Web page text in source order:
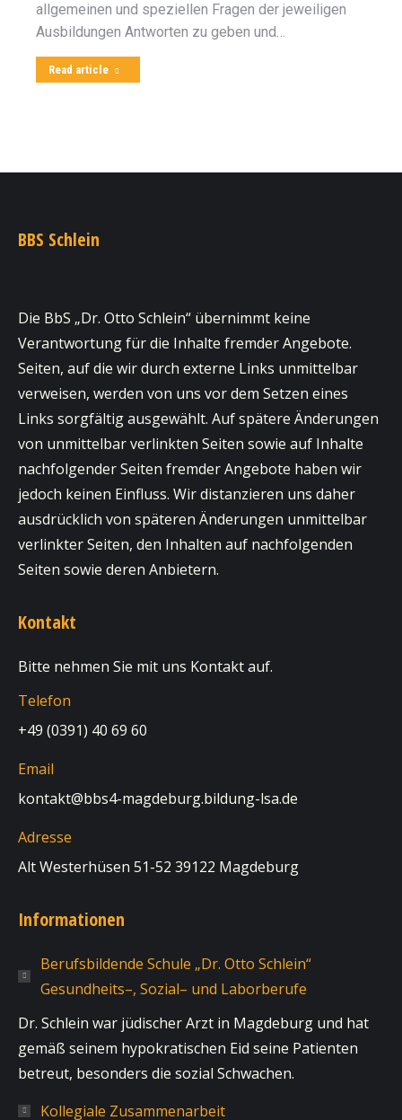
allgemeinen und speziellen Fragen der jeweiligen
Ausbildungen Antworten zu geben und…
Read article
BBS Schlein
Die BbS „Dr. Otto Schlein“ übernimmt keine
Verantwortung für die Inhalte fremder Angebote.
Seiten, auf die wir durch externe Links unmittelbar
verweisen, werden von uns vor dem Setzen eines
Links sorgfältig ausgewählt. Auf spätere Änderungen
von unmittelbar verlinkten Seiten sowie auf Inhalte
nachfolgender Seiten fremder Angebote haben wir
jedoch keinen Einfluss. Wir distanzieren uns daher
ausdrücklich von späteren Änderungen unmittelbar
verlinkter Seiten, den Inhalten auf nachfolgenden
Seiten sowie deren Anbietern.
Kontakt
Bitte nehmen Sie mit uns Kontakt auf.
Telefon
+49 (0391) 40 69 60
Email
kontakt@bbs4-magdeburg.bildung-lsa.de
Adresse
Alt Westerhüsen 51-52 39122 Magdeburg
Informationen
Berufsbildende Schule „Dr. Otto Schlein“
Gesundheits–, Sozial– und Laborberufe
Dr. Schlein war jüdischer Arzt in Magdeburg und hat
gemäß seinem hypokratischen Eid seine Patienten
betreut, besonders die sozial Schwachen.
Kollegiale Zusammenarbeit